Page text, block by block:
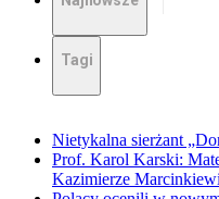
Tagi
Nietykalna sierżant
Prof. Karol Karski:
Kazimierze